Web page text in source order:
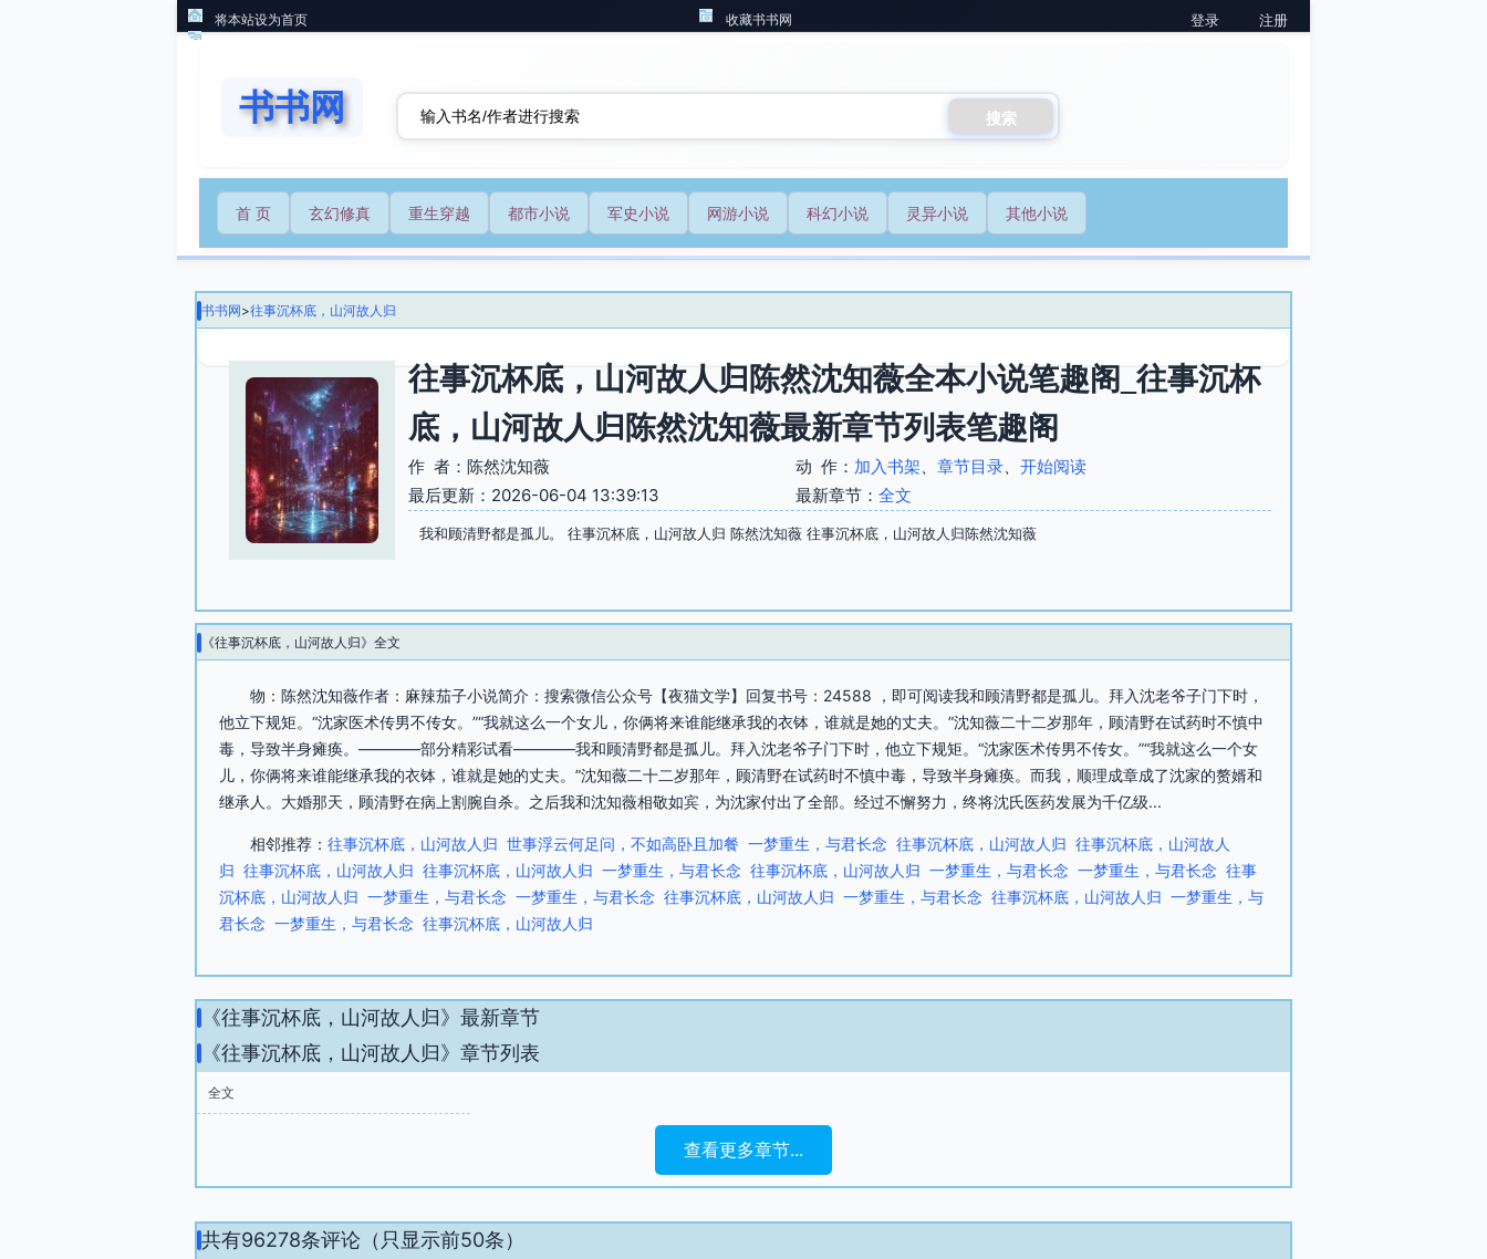
将本站设为首页 收藏书书网 登录 注册
书书网 搜索
首 页 玄幻修真 重生穿越 都市小说 军史小说 网游小说 科幻小说 灵异小说 其他小说
书书网>往事沉杯底，山河故人归
往事沉杯底，山河故人归陈然沈知薇全本小说笔趣阁_往事沉杯
底，山河故人归陈然沈知薇最新章节列表笔趣阁
作 者：陈然沈知薇 动 作： 加入书架、 章节目录、 开始阅读
最后更新：2026-06-04 13:39:13
最新章节： 全文
我和顾清野都是孤儿。 往事沉杯底，山河故人归 陈然沈知薇 往事沉杯底，山河故人归陈然沈知薇
《往事沉杯底，山河故人归》全文
物：陈然沈知薇作者：麻辣茄子小说简介：搜索微信公众号【夜猫文学】回复书号：24588 ，即可阅读我和顾清野都是孤儿。拜入沈老爷子门下时，
他立下规矩。“沈家医术传男不传女。”“我就这么一个女儿，你俩将来谁能继承我的衣钵，谁就是她的丈夫。”沈知薇二十二岁那年，顾清野在试药时不慎中
毒，导致半身瘫痪。————部分精彩试看————我和顾清野都是孤儿。拜入沈老爷子门下时，他立下规矩。“沈家医术传男不传女。”“我就这么一个女
儿，你俩将来谁能继承我的衣钵，谁就是她的丈夫。”沈知薇二十二岁那年，顾清野在试药时不慎中毒，导致半身瘫痪。而我，顺理成章成了沈家的赘婿和
继承人。大婚那天，顾清野在病上割腕自杀。之后我和沈知薇相敬如宾，为沈家付出了全部。经过不懈努力，终将沈氏医药发展为千亿级...
相邻推荐： 往事沉杯底，山河故人归 世事浮云何足问，不如高卧且加餐 一梦重生，与君长念 往事沉杯底，山河故人归 往事沉杯底，山河故人
归 往事沉杯底，山河故人归 往事沉杯底，山河故人归 一梦重生，与君长念 往事沉杯底，山河故人归 一梦重生，与君长念 一梦重生，与君长念 往事
沉杯底，山河故人归 一梦重生，与君长念 一梦重生，与君长念 往事沉杯底，山河故人归 一梦重生，与君长念 往事沉杯底，山河故人归 一梦重生，与
君长念 一梦重生，与君长念 往事沉杯底，山河故人归
《往事沉杯底，山河故人归》最新章节
《往事沉杯底，山河故人归》章节列表
全文
查看更多章节...
共有96278条评论（只显示前50条）